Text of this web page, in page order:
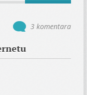
3 komentara